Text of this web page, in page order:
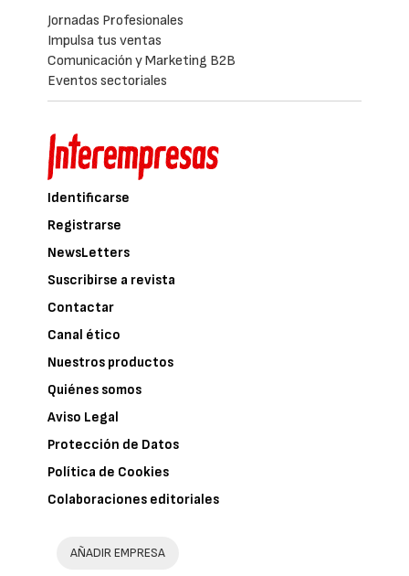
Jornadas Profesionales
Impulsa tus ventas
Comunicación y Marketing B2B
Eventos sectoriales
Identificarse
Registrarse
NewsLetters
Suscribirse a revista
Contactar
Canal ético
Nuestros productos
Quiénes somos
Aviso Legal
Protección de Datos
Política de Cookies
Colaboraciones editoriales
AÑADIR EMPRESA